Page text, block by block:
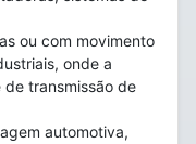
ou com movimento
onde a
transmissão de
automotiva,